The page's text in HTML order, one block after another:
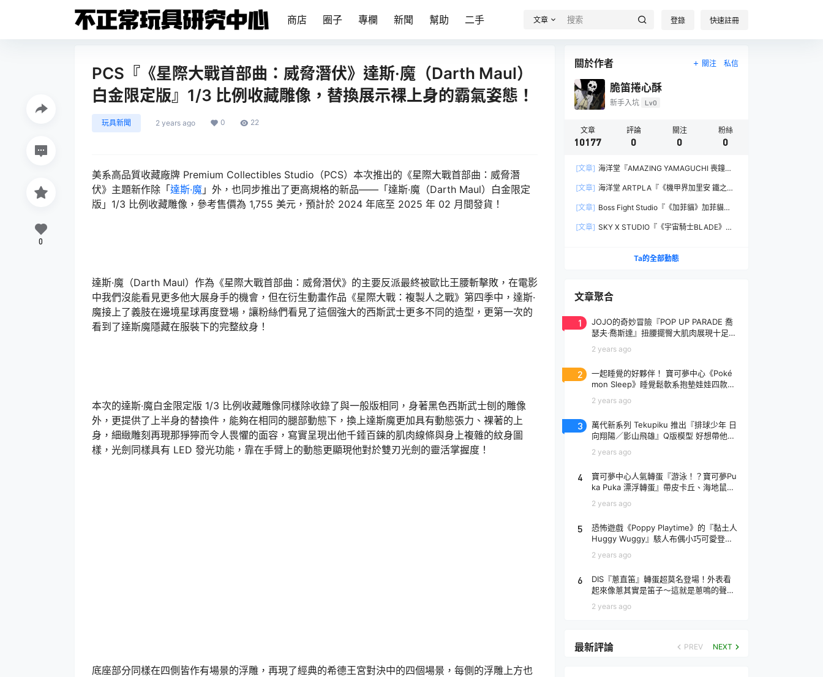
商店 圈子 專欄 新聞 幫助 二手 文章 登錄 快速註冊
PCS『《星際大戰首部曲：威脅潛伏》達斯·魔（Darth Maul）
白金限定版』1/3 比例收藏雕像，替換展示裸上身的霸氣姿態！
玩具新聞 2 years ago 0 22
美系高品質收藏廠牌 Premium Collectibles Studio（PCS）本次推出的《星際大戰首部曲：威脅潛
伏》主題新作除「達斯·魔 」外，也同步推出了更高規格的新品——「達斯·魔（Darth Maul）白金限定
版」1/3 比例收藏雕像，參考售價為 1,755 美元，預計於 2024 年底至 2025 年 02 月間發貨！
達斯·魔（Darth Maul）作為《星際大戰首部曲：威脅潛伏》的主要反派最終被歐比王腰斬擊敗，在電影
中我們沒能看見更多他大展身手的機會，但在衍生動畫作品《星際大戰：複製人之戰》第四季中，達斯·
魔接上了義肢在邊境星球再度登場，讓粉絲們看見了這個強大的西斯武士更多不同的造型，更第一次的
看到了達斯魔隱藏在服裝下的完整紋身！
本次的達斯·魔白金限定版 1/3 比例收藏雕像同樣除收錄了與一般版相同，身著黑色西斯武士刨的雕像
外，更提供了上半身的替換件，能夠在相同的腿部動態下，換上達斯魔更加具有動態張力、裸著的上
身，細緻雕刻再現那猙獰而令人畏懼的面容，寫實呈現出他千錘百鍊的肌肉線條與身上複雜的紋身圖
樣，光劍同樣具有 LED 發光功能，靠在手臂上的動態更顯現他對於雙刃光劍的靈活掌握度！
底座部分同樣在四側皆作有場景的浮雕，再現了經典的希德王宮對決中的四個場景，每側的浮雕上方也
0
關於作者 關注 私信
脆笛捲心酥
新手入坑 Lv0
文章
10177
評論
0
關注
0
粉絲
0
[文章] 海洋堂『AMAZING YAMAGUCHI 喪鐘
之刃與大魄力火焰特效！
[文章] 海洋堂 ARTPLA『《機甲界加里安 鐵之紋
規再現！
[文章] Boss Fight Studio『《加菲貓》加菲貓
受到的龐大份量！
[文章] SKY X STUDIO『《宇宙騎士BLADE》
Ta的全部動態
文章聚合
1
JOJO的奇妙冒險『POP UP PARADE 喬
瑟夫‧喬斯達』扭腰擺臀大肌肉展現十足騷
2 years ago
2
一起睡覺的好夥伴！ 寶可夢中心《Poké
mon Sleep》睡覺鬆軟系抱墊娃娃四款登
2 years ago
3
萬代新系列 Tekupiku 推出『排球少年 日
向翔陽／影山飛雄』Q版模型 好想帶他出
2 years ago
4
寶可夢中心人氣轉蛋『游泳！？寶可夢Pu
ka Puka 漂浮轉蛋』帶皮卡丘、海地鼠去
2 years ago
5
恐怖遊戲《Poppy Playtime》的『黏土人
Huggy Wuggy』駭人布偶小巧可愛登
2 years ago
6
DIS『蔥直笛』轉蛋超莫名登場！外表看
起來像蔥其實是笛子～這就是蔥鳴的聲音
2 years ago
最新評論 PREV NEXT